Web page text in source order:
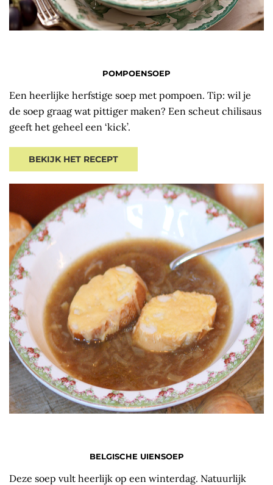
POMPOENSOEP
Een heerlijke herfstige soep met pompoen. Tip: wil je
de soep graag wat pittiger maken? Een scheut chilisaus
geeft het geheel een ‘kick’.
BEKIJK HET RECEPT
BELGISCHE UIENSOEP
Deze soep vult heerlijk op een winterdag. Natuurlijk